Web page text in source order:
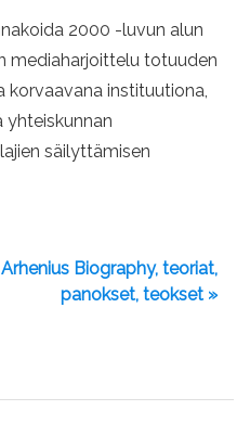
2000 -luvun alun
mediaharjoittelu totuuden
korvaavana instituutiona,
säilyttämisen
Biography, teoriat,
panokset, teokset »